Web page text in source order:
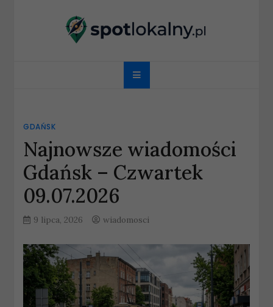
spotlokalny.pl
GDAŃSK
Najnowsze wiadomości
Gdańsk – Czwartek
09.07.2026
9 lipca, 2026 wiadomosci